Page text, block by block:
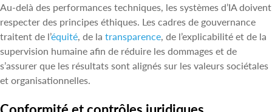
Au-delà des performances techniques, les systèmes d’IA doivent
respecter des principes éthiques. Les cadres de gouvernance
traitent de l’équité , de la transparence , de l’explicabilité et de la
supervision humaine afin de réduire les dommages et de
s’assurer que les résultats sont alignés sur les valeurs sociétales
et organisationnelles.